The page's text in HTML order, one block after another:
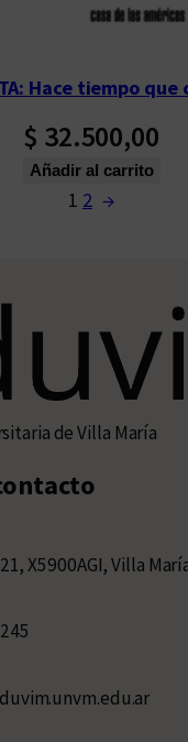
Hace tiempo que
$ 32.500,00
Añadir al carrito
1 2 →
de Villa María
X5900AGI, Villa